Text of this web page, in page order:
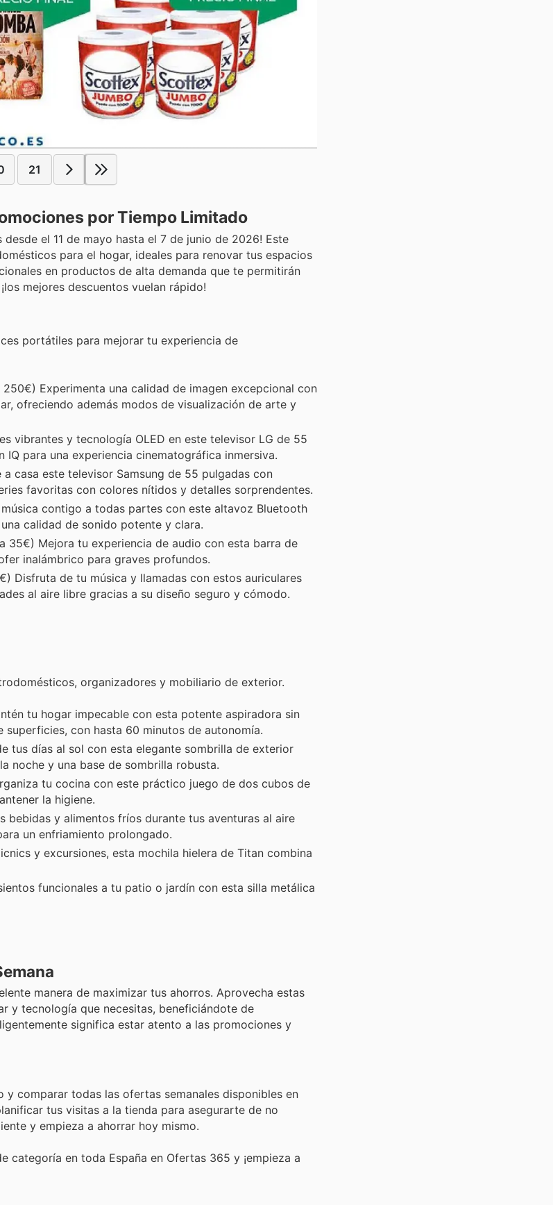
21
por Tiempo Limitado
el 11 de mayo hasta el 7 de junio de 2026! Este
para el hogar, ideales para renovar tus espacios
en productos de alta demanda que te permitirán
mejores descuentos vuelan rápido!
portátiles para mejorar tu experiencia de
Experimenta una calidad de imagen excepcional con
ofreciendo además modos de visualización de arte y
vibrantes y tecnología OLED en este televisor LG de 55
para una experiencia cinematográfica inmersiva.
casa este televisor Samsung de 55 pulgadas con
favoritas con colores nítidos y detalles sorprendentes.
contigo a todas partes con este altavoz Bluetooth
calidad de sonido potente y clara.
35€) Mejora tu experiencia de audio con esta barra de
inalámbrico para graves profundos.
Disfruta de tu música y llamadas con estos auriculares
al aire libre gracias a su diseño seguro y cómodo.
organizadores y mobiliario de exterior.
tu hogar impecable con esta potente aspiradora sin
con hasta 60 minutos de autonomía.
tus días al sol con esta elegante sombrilla de exterior
noche y una base de sombrilla robusta.
tu cocina con este práctico juego de dos cubos de
la higiene.
bebidas y alimentos fríos durante tus aventuras al aire
un enfriamiento prolongado.
y excursiones, esta mochila hielera de Titan combina
funcionales a tu patio o jardín con esta silla metálica
manera de maximizar tus ahorros. Aprovecha estas
y tecnología que necesitas, beneficiándote de
significa estar atento a las promociones y
comparar todas las ofertas semanales disponibles en
tus visitas a la tienda para asegurarte de no
y empieza a ahorrar hoy mismo.
categoría en toda España en Ofertas 365 y ¡empieza a